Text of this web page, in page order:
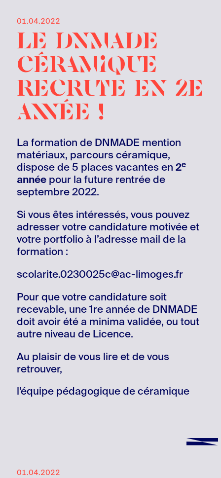
01.04.2022
Le DNMADE
Céramique
recrute en 2e
année !
La formation de DNMADE mention
matériaux, parcours céramique,
dispose de 5 places vacantes en2e
année pour la future rentrée de
septembre 2022.
Si vous êtes intéressés, vous pouvez
adresser votre candidature motivée et
votre portfolio à l’adresse mail de la
formation :
scolarite.0230025c@ac-limoges.fr
Pour que votre candidature soit
recevable, une 1re année de DNMADE
doit avoir été a minima validée, ou tout
autre niveau de Licence.
Au plaisir de vous lire et de vous
retrouver,
l’équipe pédagogique de céramique
01.04.2022